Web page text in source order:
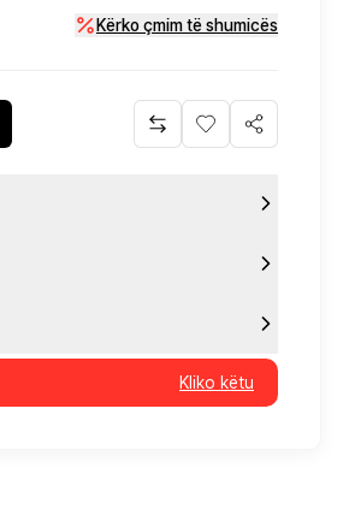
Kërko çmim të shumicës
Kliko këtu